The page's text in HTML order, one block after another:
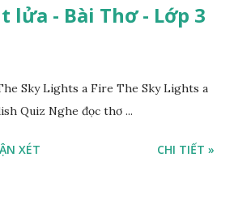
lửa - Bài Thơ - Lớp 3
Sky Lights a Fire The Sky Lights a
Quiz Nghe đọc thơ ...
XÉT CHI TIẾT »